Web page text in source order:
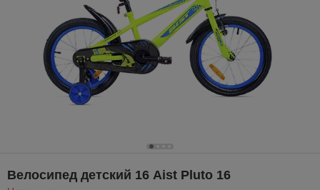
Велосипед детский 16 Aist Pluto 16